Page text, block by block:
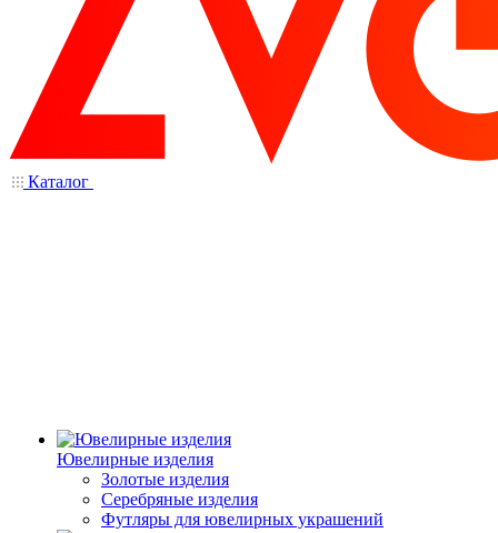
Каталог
Ювелирные изделия
Золотые изделия
Серебряные изделия
Футляры для ювелирных украшений